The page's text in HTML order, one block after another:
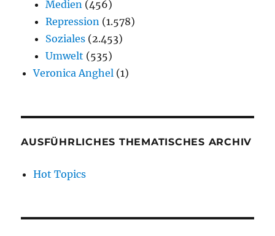
Medien (456)
Repression (1.578)
Soziales (2.453)
Umwelt (535)
Veronica Anghel (1)
AUSFÜHRLICHES THEMATISCHES ARCHIV
Hot Topics